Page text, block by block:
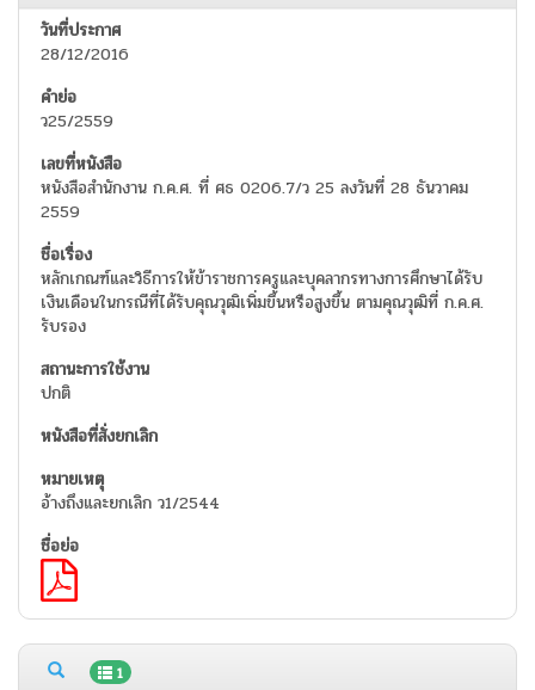
28/12/2016
ว25/2559
หนังสือสำนักงาน ก.ค.ศ. ที่ ศธ 0206.7/ว 25 ลงวันที่ 28 ธันวาคม
2559
หลักเกณฑ์และวิธีการให้ข้าราชการครูและบุคลากรทางการศึกษาได้รับ
เงินเดือนในกรณีที่ได้รับคุณวุฒิเพิ่มขึ้นหรือสูงขึ้น ตามคุณวุฒิที่ ก.ค.ศ.
รับรอง
ปกติ
อ้างถึงและยกเลิก ว1/2544
1